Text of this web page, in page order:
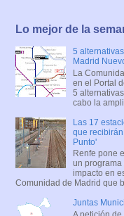
Lo mejor de la
5
Madrid
La
en el Portal
5
cabo la
Las 17
que
Punto'
Renfe pone
un programa
impacto en
Comunidad de Madrid que
Juntas